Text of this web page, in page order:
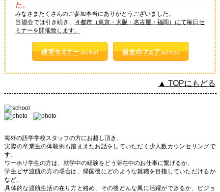
た。
みなさまたくさんのご参加本当にありがとうございました。
当協会では引き続き、
４都市（東京・大阪・名古屋・福岡）にて毎日セ
ミナーを開催致します。
▲ TOPにもどる
海外の語学学校スタッフの方にお越し頂き、
実際の卒業生の体験例も踏まえたお話をしていただく少人数カウンセリングで
す。
ワーホリ学生の方は、就学中の経験をどう滞在中のお仕事に繋げるか、
学生ビザ渡航の方の場合は、帰国後にどのような就職を目指していただけるか
など、
具体的な渡航生活の在り方と絡め、その後どんな風に活躍ができるか、ビジョ